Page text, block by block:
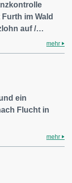
im Wald
auf /…
mehr
ein
Flucht in
mehr